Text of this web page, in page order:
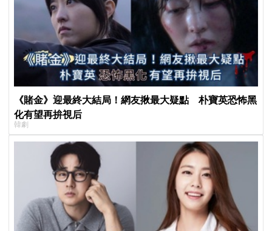
《賭金》迎最終大結局！網友揪最大疑點 朴寶英恐怖黑
化有望再拚視后
韓劇